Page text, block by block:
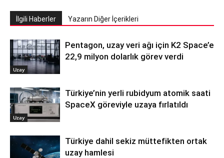
İlgili Haberler Yazarın Diğer İçerikleri
Uzay
Pentagon, uzay veri ağı için K2 Space’e
22,9 milyon dolarlık görev verdi
Uzay
Türkiye’nin yerli rubidyum atomik saati
SpaceX göreviyle uzaya fırlatıldı
Türkiye dahil sekiz müttefikten ortak
uzay hamlesi